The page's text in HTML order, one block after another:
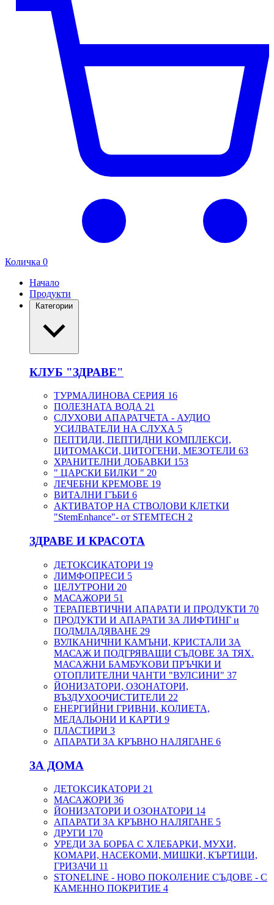
Количка 0
Начало
Продукти
Категории
КЛУБ "ЗДРАВЕ"
ТУРМАЛИНОВА СЕРИЯ 16
ПОЛЕЗНАТА ВОДА 21
СЛУХОВИ АПАРАТЧЕТА - АУДИО
УСИЛВАТЕЛИ НА СЛУХА 5
ПЕПТИДИ, ПЕПТИДНИ КОМПЛЕКСИ,
ЦИТОМАКСИ, ЦИТОГЕНИ, МЕЗОТЕЛИ 63
ХРАНИТЕЛНИ ДОБАВКИ 153
" ЦАРСКИ БИЛКИ " 20
ЛЕЧЕБНИ КРЕМОВЕ 19
ВИТАЛНИ ГЪБИ 6
АКТИВАТОР НА СТВОЛОВИ КЛЕТКИ
"StemEnhance"- от STEMTECH 2
ЗДРАВЕ И КРАСОТА
ДЕТОКСИКАТОРИ 19
ЛИМФОПРЕСИ 5
ЦЕЛУТРОНИ 20
МАСАЖОРИ 51
ТЕРАПЕВТИЧНИ АПАРАТИ И ПРОДУКТИ 70
ПРОДУКТИ И АПАРАТИ ЗА ЛИФТИНГ и
ПОДМЛАДЯВАНЕ 29
ВУЛКАНИЧНИ КАМЪНИ, КРИСТАЛИ ЗА
МАСАЖ И ПОДГРЯВАЩИ СЪДОВЕ ЗА ТЯХ.
МАСАЖНИ БАМБУКОВИ ПРЪЧКИ И
ОТОПЛИТЕЛНИ ЧАНТИ "ВУЛСИНИ" 37
ЙОНИЗАТОРИ, ОЗОНАТОРИ,
ВЪЗДУХООЧИСТИТЕЛИ 22
ЕНЕРГИЙНИ ГРИВНИ, КОЛИЕТА,
МЕДАЛЬОНИ И КАРТИ 9
ПЛАСТИРИ 3
АПАРАТИ ЗА КРЪВНО НАЛЯГАНЕ 6
ЗА ДОМА
ДЕТОКСИКАТОРИ 21
МАСАЖОРИ 36
ЙОНИЗАТОРИ И ОЗОНАТОРИ 14
АПАРАТИ ЗА КРЪВНО НАЛЯГАНЕ 5
ДРУГИ 170
УРЕДИ ЗА БОРБА С ХЛЕБАРКИ, МУХИ,
КОМАРИ, НАСЕКОМИ, МИШКИ, КЪРТИЦИ,
ГРИЗАЧИ 11
STONELINE - НОВО ПОКОЛЕНИЕ СЪДОВЕ - С
КАМЕННО ПОКРИТИЕ 4